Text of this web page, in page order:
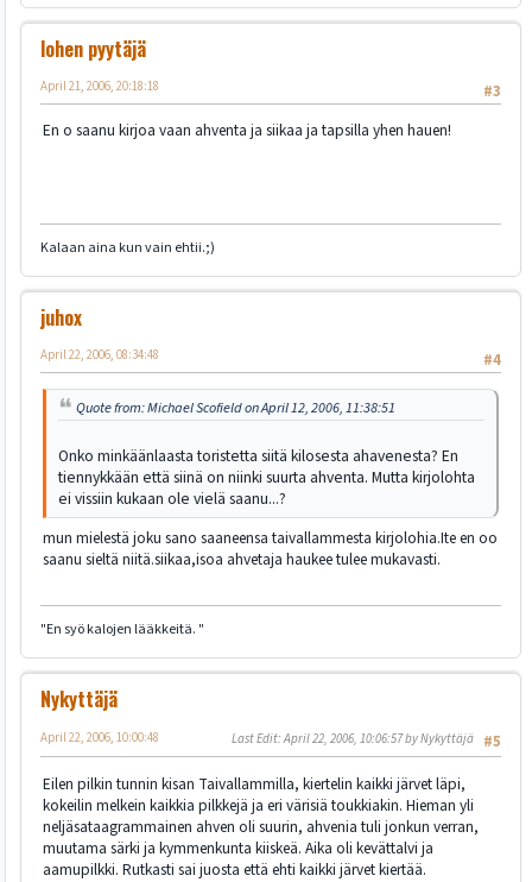
lohen pyytäjä
#3
April 21, 2006, 20:18:18
En o saanu kirjoa vaan ahventa ja siikaa ja tapsilla yhen hauen!
Kalaan aina kun vain ehtii.;)
juhox
#4
April 22, 2006, 08:34:48
Quote from: Michael Scofield on April 12, 2006, 11:38:51
Onko minkäänlaasta toristetta siitä kilosesta ahavenesta? En
tiennykkään että siinä on niinki suurta ahventa. Mutta kirjolohta
ei vissiin kukaan ole vielä saanu...?
mun mielestä joku sano saaneensa taivallammesta kirjolohia.Ite en oo
saanu sieltä niitä.siikaa,isoa ahvetaja haukee tulee mukavasti.
"En syö kalojen lääkkeitä. "
Nykyttäjä
#5
April 22, 2006, 10:00:48 Last Edit: April 22, 2006, 10:06:57 by Nykyttäjä
Eilen pilkin tunnin kisan Taivallammilla, kiertelin kaikki järvet läpi,
kokeilin melkein kaikkia pilkkejä ja eri värisiä toukkiakin. Hieman yli
neljäsataagrammainen ahven oli suurin, ahvenia tuli jonkun verran,
muutama särki ja kymmenkunta kiiskeä. Aika oli kevättalvi ja
aamupilkki. Rutkasti sai juosta että ehti kaikki järvet kiertää.